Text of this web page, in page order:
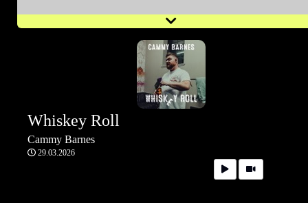
Whiskey Roll
Cammy Barnes
29.03.2026